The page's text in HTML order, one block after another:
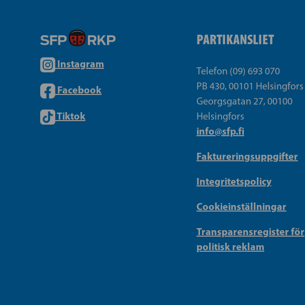
Instagram
Facebook
Tiktok
PARTIKANSLIET
Telefon (09) 693 070
PB 430, 00101 Helsingfors
Georgsgatan 27, 00100
Helsingfors
info@sfp.fi
Faktureringsuppgifter
Integritetspolicy
Cookieinställningar
Transparensregister för
politisk reklam